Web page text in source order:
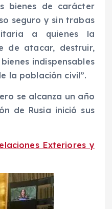
bienes de carácter
seguro y sin trabas
a quienes la
de atacar, destruir,
indispensables
la población civil”.
se alcanza un año
de Rusia inició sus
Exteriores y